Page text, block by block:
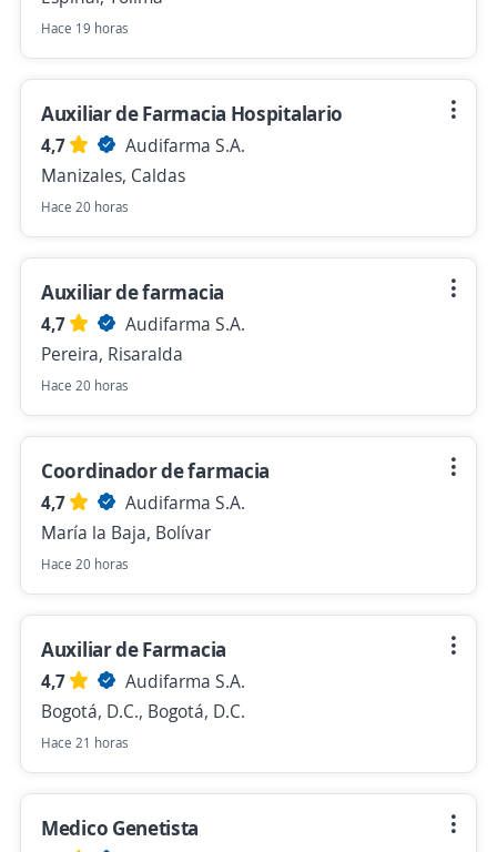
Hace 19 horas
Auxiliar de Farmacia Hospitalario
4,7
Audifarma S.A.
Manizales, Caldas
Hace 20 horas
Auxiliar de farmacia
4,7
Audifarma S.A.
Pereira, Risaralda
Hace 20 horas
Coordinador de farmacia
4,7
Audifarma S.A.
María la Baja, Bolívar
Hace 20 horas
Auxiliar de Farmacia
4,7
Audifarma S.A.
Bogotá, D.C., Bogotá, D.C.
Hace 21 horas
Medico Genetista